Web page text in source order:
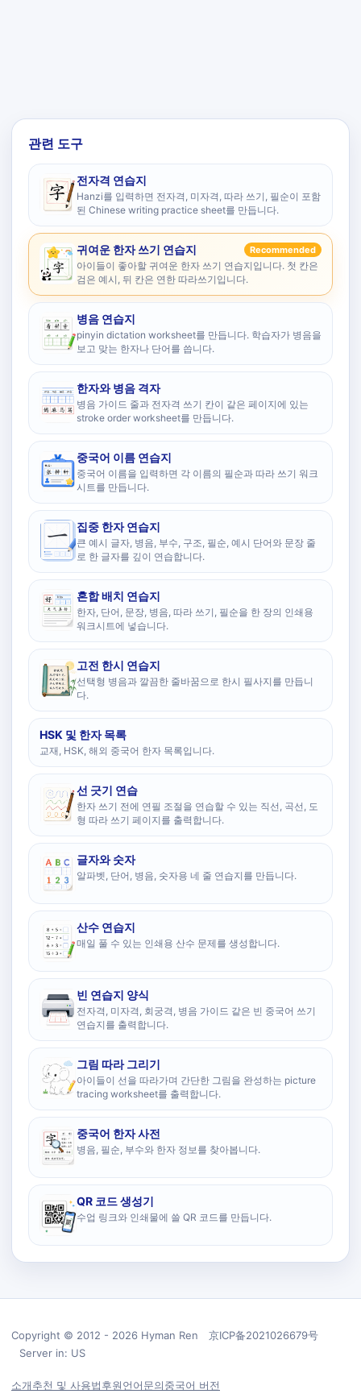
관련 도구
전자격 연습지
Hanzi를 입력하면 전자격, 미자격, 따라 쓰기, 필순이 포함
된 Chinese writing practice sheet를 만듭니다.
귀여운 한자 쓰기 연습지 Recommended
아이들이 좋아할 귀여운 한자 쓰기 연습지입니다. 첫 칸은
검은 예시, 뒤 칸은 연한 따라쓰기입니다.
병음 연습지
pinyin dictation worksheet를 만듭니다. 학습자가 병음을
보고 맞는 한자나 단어를 씁니다.
한자와 병음 격자
병음 가이드 줄과 전자격 쓰기 칸이 같은 페이지에 있는
stroke order worksheet를 만듭니다.
중국어 이름 연습지
중국어 이름을 입력하면 각 이름의 필순과 따라 쓰기 워크
시트를 만듭니다.
집중 한자 연습지
큰 예시 글자, 병음, 부수, 구조, 필순, 예시 단어와 문장 줄
로 한 글자를 깊이 연습합니다.
혼합 배치 연습지
한자, 단어, 문장, 병음, 따라 쓰기, 필순을 한 장의 인쇄용
워크시트에 넣습니다.
고전 한시 연습지
선택형 병음과 깔끔한 줄바꿈으로 한시 필사지를 만듭니
다.
HSK 및 한자 목록
교재, HSK, 해외 중국어 한자 목록입니다.
선 긋기 연습
한자 쓰기 전에 연필 조절을 연습할 수 있는 직선, 곡선, 도
형 따라 쓰기 페이지를 출력합니다.
글자와 숫자
알파벳, 단어, 병음, 숫자용 네 줄 연습지를 만듭니다.
산수 연습지
매일 풀 수 있는 인쇄용 산수 문제를 생성합니다.
빈 연습지 양식
전자격, 미자격, 회궁격, 병음 가이드 같은 빈 중국어 쓰기
연습지를 출력합니다.
그림 따라 그리기
아이들이 선을 따라가며 간단한 그림을 완성하는 picture
tracing worksheet를 출력합니다.
중국어 한자 사전
병음, 필순, 부수와 한자 정보를 찾아봅니다.
QR 코드 생성기
수업 링크와 인쇄물에 쓸 QR 코드를 만듭니다.
Copyright © 2012 - 2026 Hyman Ren 京ICP备2021026679号
Server in: US
소개추천 및 사용법후원언어문의중국어 버전